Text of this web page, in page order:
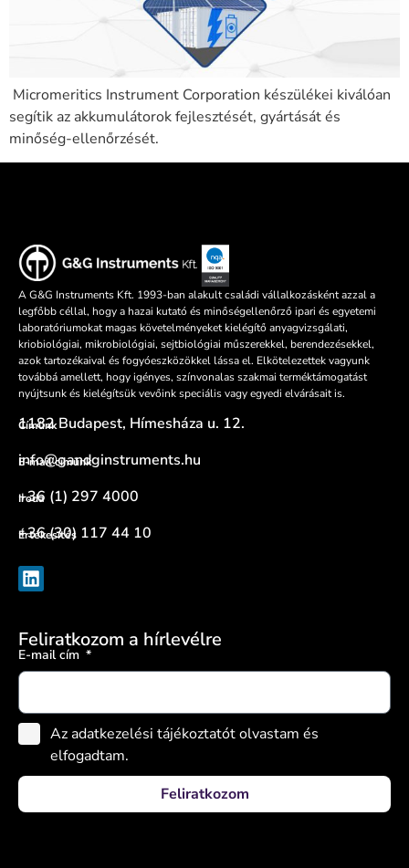
Micromeritics Instrument Corporation készülékei kiválóan
segítik az akkumulátorok fejlesztését, gyártását és
minőség-ellenőrzését.
A G&G Instruments Kft. 1993-ban alakult családi vállalkozásként azzal a
legfőbb céllal, hogy a hazai kutató és minőségellenőrző ipari és egyetemi
laboratóriumokat magas követelményeket kielégítő anyagvizsgálati,
kriobiológiai, mikrobiológiai, sejtbiológiai műszerekkel, berendezésekkel,
azok tartozékaival és fogyóeszközökkel lássa el. Elkötelezettek vagyunk
továbbá amellett, hogy igényes, színvonalas szakmai terméktámogatást
nyújtsunk és kielégítsük vevőink speciális vagy egyedi elvárásait is.
Címünk
1182 Budapest, Hímesháza u. 12.
E-mail címünk
info@gandginstruments.hu
Iroda
+36 (1) 297 4000
Értékesítés
+36 (30) 117 44 10
Feliratkozom a hírlevélre
E-mail cím
Az adatkezelési tájékoztatót olvastam és
elfogadtam.
Feliratkozom